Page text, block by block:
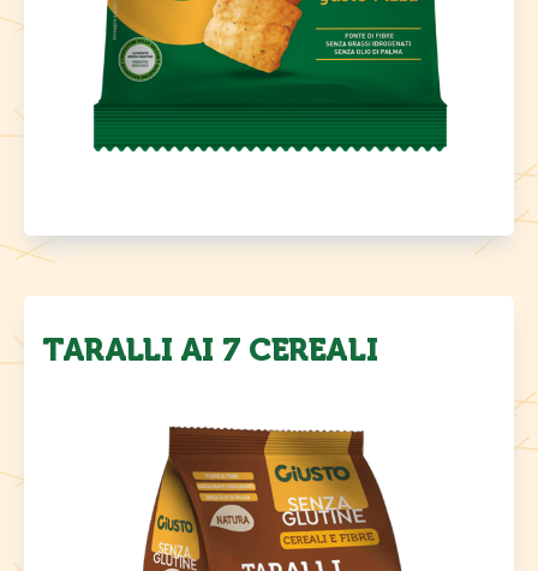
TARALLI AI 7 CEREALI